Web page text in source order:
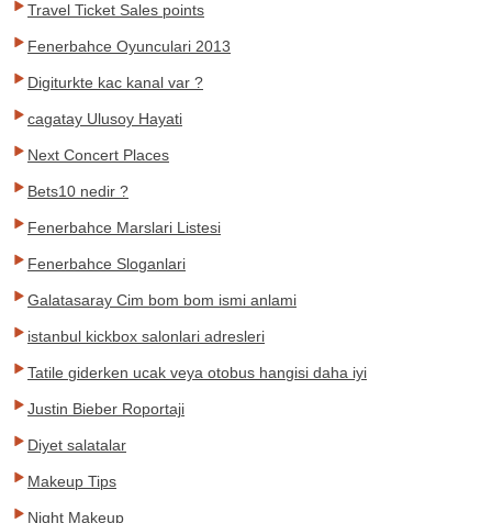
Travel Ticket Sales points
Fenerbahce Oyunculari 2013
Digiturkte kac kanal var ?
cagatay Ulusoy Hayati
Next Concert Places
Bets10 nedir ?
Fenerbahce Marslari Listesi
Fenerbahce Sloganlari
Galatasaray Cim bom bom ismi anlami
istanbul kickbox salonlari adresleri
Tatile giderken ucak veya otobus hangisi daha iyi
Justin Bieber Roportaji
Diyet salatalar
Makeup Tips
Night Makeup